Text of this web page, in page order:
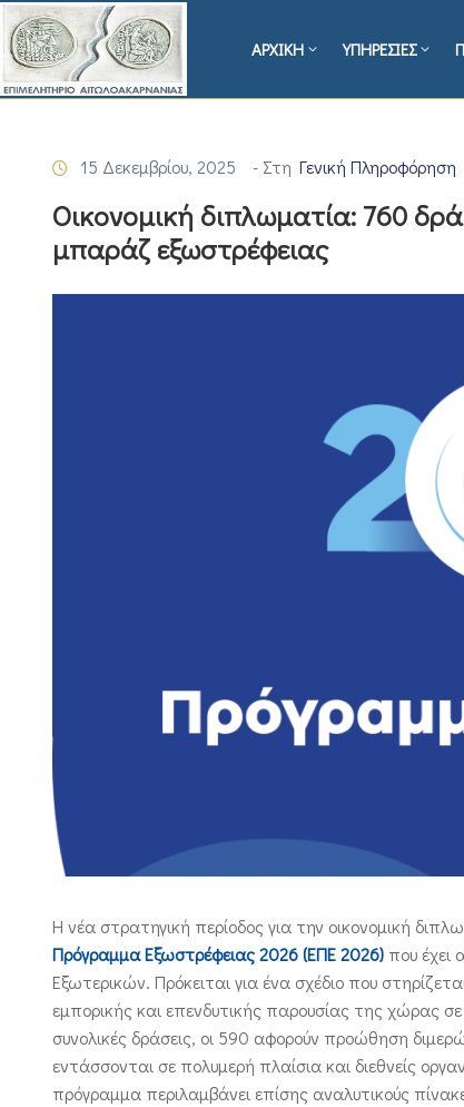
ΑΡΧΙΚΗ ΥΠΗΡΕΣΙΕΣ
15 Δεκεμβρίου, 2025 - Στη Γενική Πληροφόρηση
Οικονομική διπλωματία: 760
μπαράζ εξωστρέφειας
Η νέα στρατηγική περίοδος για την οικονομική
Πρόγραμμα Εξωστρέφειας 2026 (ΕΠΕ 2026) που έχει
Εξωτερικών. Πρόκειται για ένα σχέδιο που
εμπορικής και επενδυτικής παρουσίας της χώρας
συνολικές δράσεις, οι 590 αφορούν προώθηση
εντάσσονται σε πολυμερή πλαίσια και διεθνείς
πρόγραμμα περιλαμβάνει επίσης αναλυτικούς